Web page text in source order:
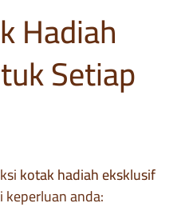
Hadiah
Setiap
kotak hadiah eksklusif
anda: